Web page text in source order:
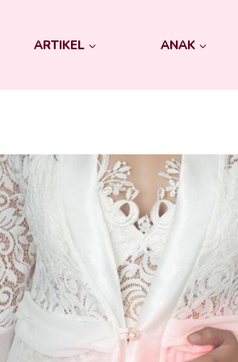
ARTIKEL ANAK